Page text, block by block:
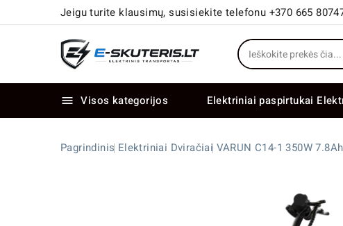
Jeigu turite klausimų, susisiekite telefonu +370 665
 Visos kategorijos Elektriniai paspirtukai
Pagrindinis Elektriniai Dviračiai VARUN C14-1 350W